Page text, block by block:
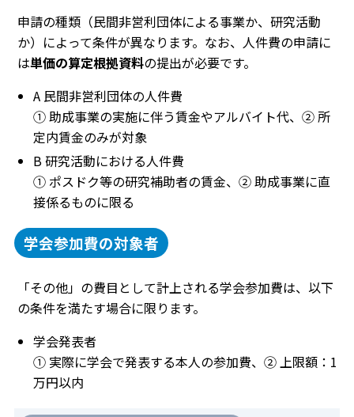
申請の種類（民間非営利団体による事業か、研究活動
か）によって条件が異なります。なお、人件費の申請に
は単価の算定根拠資料の提出が必要です。
A 民間非営利団体の人件費
① 助成事業の実施に伴う賃金やアルバイト代、② 所
定内賃金のみが対象
B 研究活動における人件費
① ポスドク等の研究補助者の賃金、② 助成事業に直
接係るものに限る
学会参加費の対象者
「その他」の費目として計上される学会参加費は、以下
の条件を満たす場合に限ります。
学会発表者
① 実際に学会で発表する本人の参加費、② 上限額：1
万円以内